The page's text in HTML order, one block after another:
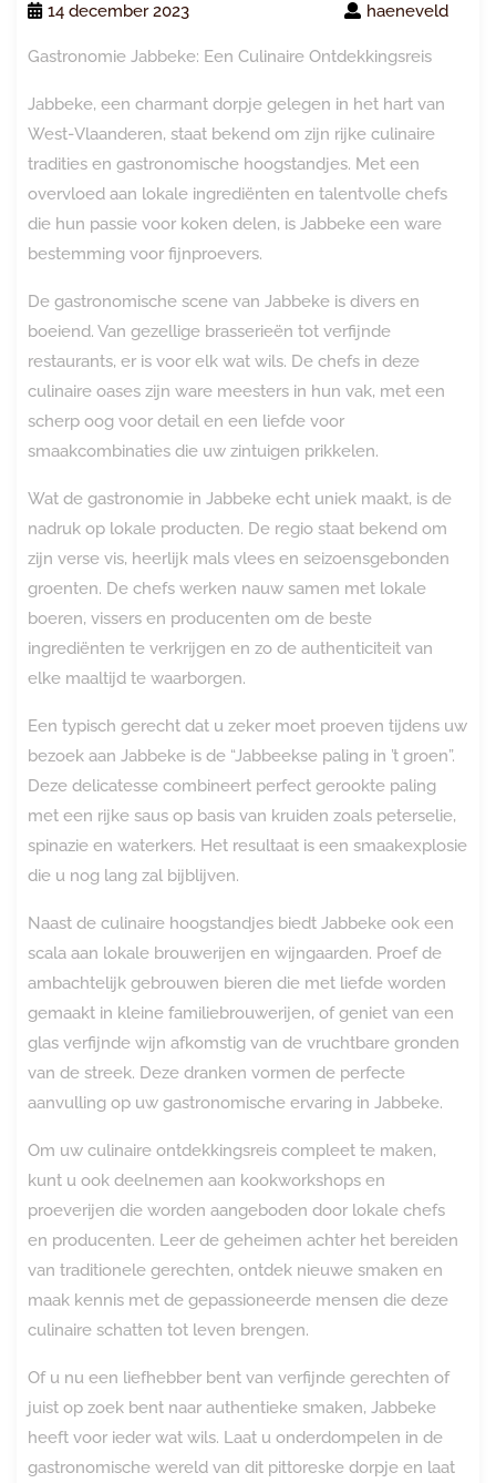
14 december 2023 haeneveld
Gastronomie Jabbeke: Een Culinaire Ontdekkingsreis
Jabbeke, een charmant dorpje gelegen in het hart van
West-Vlaanderen, staat bekend om zijn rijke culinaire
tradities en gastronomische hoogstandjes. Met een
overvloed aan lokale ingrediënten en talentvolle chefs
die hun passie voor koken delen, is Jabbeke een ware
bestemming voor fijnproevers.
De gastronomische scene van Jabbeke is divers en
boeiend. Van gezellige brasserieën tot verfijnde
restaurants, er is voor elk wat wils. De chefs in deze
culinaire oases zijn ware meesters in hun vak, met een
scherp oog voor detail en een liefde voor
smaakcombinaties die uw zintuigen prikkelen.
Wat de gastronomie in Jabbeke echt uniek maakt, is de
nadruk op lokale producten. De regio staat bekend om
zijn verse vis, heerlijk mals vlees en seizoensgebonden
groenten. De chefs werken nauw samen met lokale
boeren, vissers en producenten om de beste
ingrediënten te verkrijgen en zo de authenticiteit van
elke maaltijd te waarborgen.
Een typisch gerecht dat u zeker moet proeven tijdens uw
bezoek aan Jabbeke is de “Jabbeekse paling in ’t groen”.
Deze delicatesse combineert perfect gerookte paling
met een rijke saus op basis van kruiden zoals peterselie,
spinazie en waterkers. Het resultaat is een smaakexplosie
die u nog lang zal bijblijven.
Naast de culinaire hoogstandjes biedt Jabbeke ook een
scala aan lokale brouwerijen en wijngaarden. Proef de
ambachtelijk gebrouwen bieren die met liefde worden
gemaakt in kleine familiebrouwerijen, of geniet van een
glas verfijnde wijn afkomstig van de vruchtbare gronden
van de streek. Deze dranken vormen de perfecte
aanvulling op uw gastronomische ervaring in Jabbeke.
Om uw culinaire ontdekkingsreis compleet te maken,
kunt u ook deelnemen aan kookworkshops en
proeverijen die worden aangeboden door lokale chefs
en producenten. Leer de geheimen achter het bereiden
van traditionele gerechten, ontdek nieuwe smaken en
maak kennis met de gepassioneerde mensen die deze
culinaire schatten tot leven brengen.
Of u nu een liefhebber bent van verfijnde gerechten of
juist op zoek bent naar authentieke smaken, Jabbeke
heeft voor ieder wat wils. Laat u onderdompelen in de
gastronomische wereld van dit pittoreske dorpje en laat